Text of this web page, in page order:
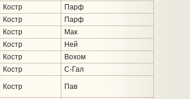
Костр
Парф
Костр
Парф
Костр
Мак
Костр
Ней
Костр
Вохом
Костр С-Гал
Костр Пав